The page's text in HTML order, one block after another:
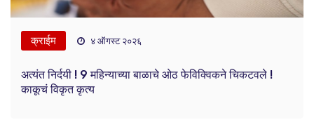
क्राईम ४ ऑगस्ट २०२६
अत्यंत निर्दयी ! 9 महिन्याच्या बाळाचे ओठ फेविक्विकने चिकटवले !
काकूचं विकृत कृत्य